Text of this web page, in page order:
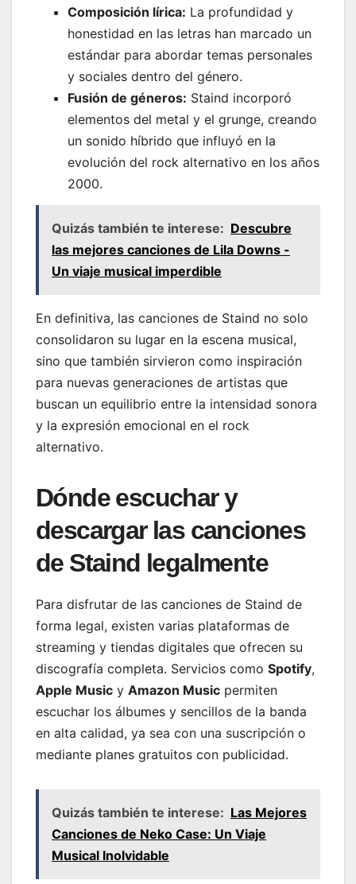
Composición lírica: La profundidad y
honestidad en las letras han marcado un
estándar para abordar temas personales
y sociales dentro del género.
Fusión de géneros: Staind incorporó
elementos del metal y el grunge, creando
un sonido híbrido que influyó en la
evolución del rock alternativo en los años
2000.
Quizás también te interese: Descubre
las mejores canciones de Lila Downs -
Un viaje musical imperdible
En definitiva, las canciones de Staind no solo
consolidaron su lugar en la escena musical,
sino que también sirvieron como inspiración
para nuevas generaciones de artistas que
buscan un equilibrio entre la intensidad sonora
y la expresión emocional en el rock
alternativo.
Dónde escuchar y
descargar las canciones
de Staind legalmente
Para disfrutar de las canciones de Staind de
forma legal, existen varias plataformas de
streaming y tiendas digitales que ofrecen su
discografía completa. Servicios como Spotify,
Apple Music y Amazon Music permiten
escuchar los álbumes y sencillos de la banda
en alta calidad, ya sea con una suscripción o
mediante planes gratuitos con publicidad.
Quizás también te interese: Las Mejores
Canciones de Neko Case: Un Viaje
Musical Inolvidable